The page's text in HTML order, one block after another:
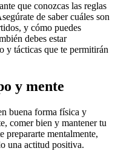
que conozcas las reglas
de saber cuáles son
y cómo puedes
debes estar
y tácticas que te permitirán
y mente
buena forma física y
comer bien y mantener tu
prepararte mentalmente,
una actitud positiva.